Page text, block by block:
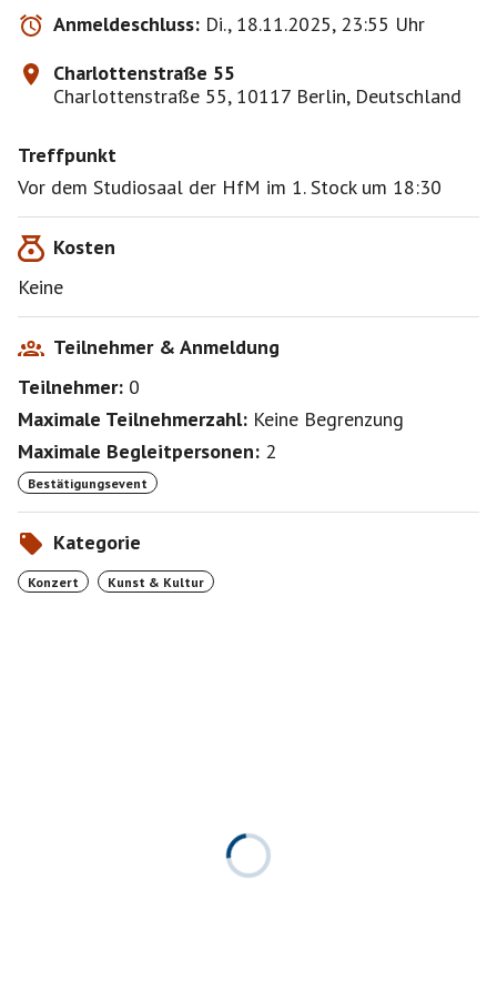
Anmeldeschluss: Di., 18.11.2025, 23:55 Uhr
Charlottenstraße 55
Charlottenstraße 55, 10117 Berlin, Deutschland
Treffpunkt
Vor dem Studiosaal der HfM im 1. Stock um 18:30
Kosten
Keine
Teilnehmer & Anmeldung
Teilnehmer: 0
Maximale Teilnehmerzahl: Keine Begrenzung
Maximale Begleitpersonen: 2
Bestätigungsevent
Kategorie
Konzert Kunst & Kultur